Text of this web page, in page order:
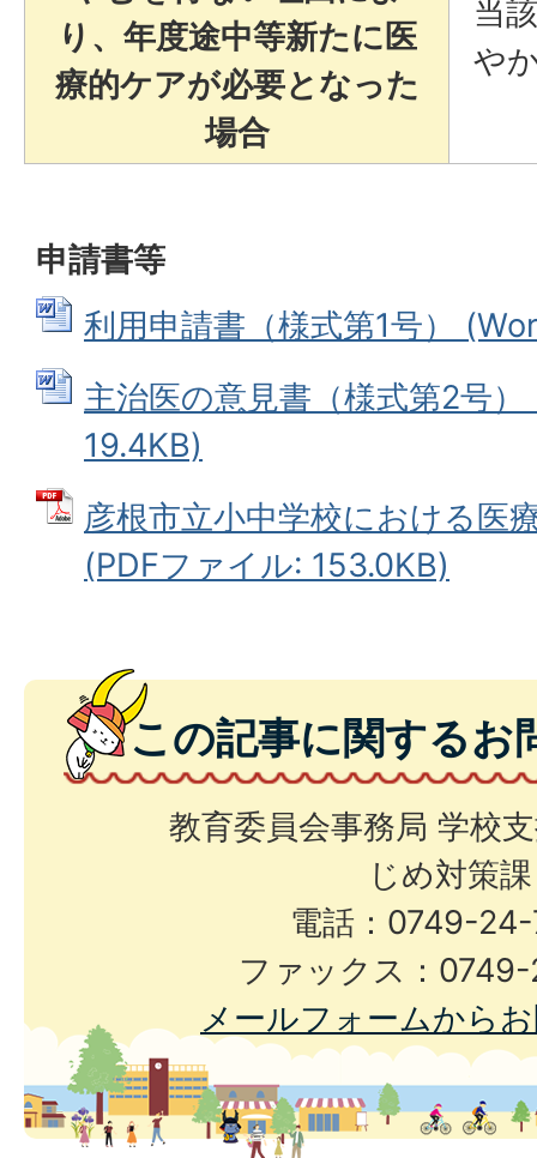
り、年度途中等新たに医
療的ケアが必要となった
場合
当
や
申請書等
利用申請書（様式第1号）
主治医の意見書（様式第2号
19.4KB)
彦根市立小中学校における医
(PDFファイル: 153.0KB)
この記事に関するお
教育委員会事務局 学校
じめ対策課
電話：0749-
ファックス：
メールフォームから